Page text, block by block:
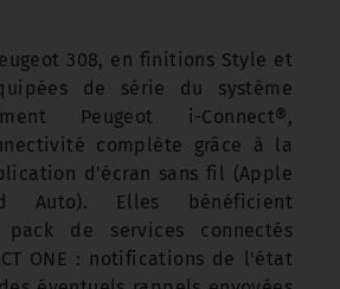
308, en finitions Style et
de série du système
Peugeot i-Connect®,
complète grâce à la
d'écran sans fil (Apple
Auto). Elles bénéficient
de services connectés
ONE : notifications de l'état